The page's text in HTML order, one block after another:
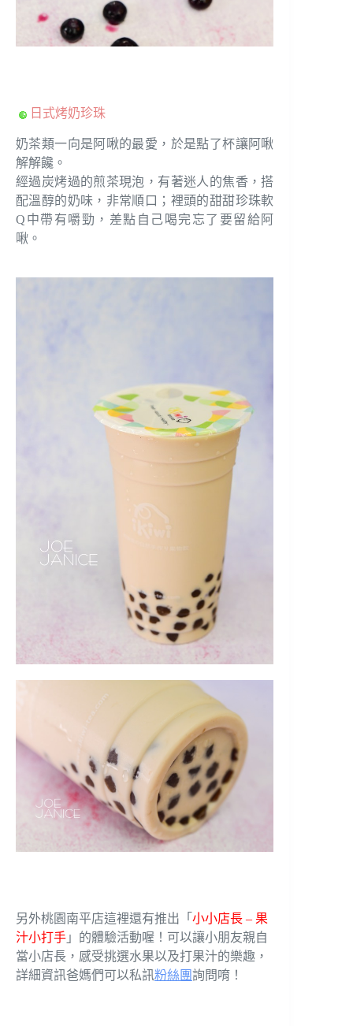
日式烤奶珍珠
奶茶類一向是阿啾的最愛，於是點了杯讓阿啾
解解饞。
經過炭烤過的煎茶現泡，有著迷人的焦香，搭
配溫醇的奶味，非常順口；裡頭的甜甜珍珠軟
Q中帶有嚼勁，差點自己喝完忘了要留給阿
啾。
另外桃園南平店這裡還有推出「 小小店長 – 果
汁小打手 」的體驗活動喔！可以讓小朋友親自
當小店長，感受挑選水果以及打果汁的樂趣，
詳細資訊爸媽們可以私訊粉絲團詢問唷！